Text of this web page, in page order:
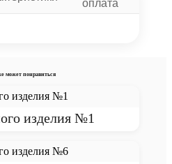
оплата
может понравиться
изделия №1